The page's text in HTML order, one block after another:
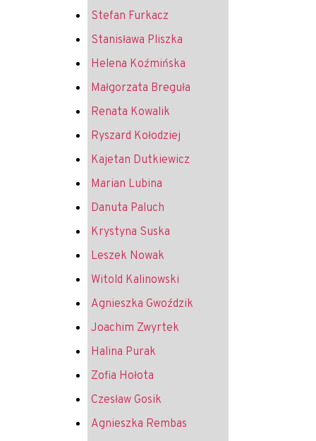
Stefan Furkacz
Stanisława Pliszka
Helena Koźmińska
Małgorzata Breguła
Renata Kowalik
Ryszard Kołodziej
Kajetan Dutkiewicz
Marian Lubina
Danuta Paluch
Krystyna Suska
Leszek Nowak
Witold Kalinowski
Agnieszka Gwoździk
Joachim Zwyrtek
Halina Purak
Zofia Hołota
Czesław Gosik
Agnieszka Rembas